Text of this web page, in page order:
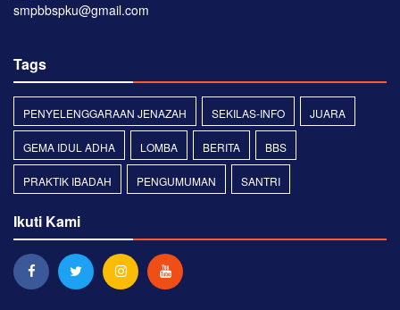
smpbbspku@gmail.com
Tags
PENYELENGGARAAN JENAZAH SEKILAS-INFO JUARA
GEMA IDUL ADHA LOMBA BERITA BBS
PRAKTIK IBADAH PENGUMUMAN SANTRI
Ikuti Kami